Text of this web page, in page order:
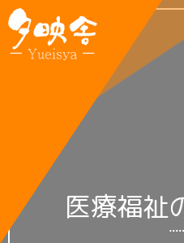
医療福祉